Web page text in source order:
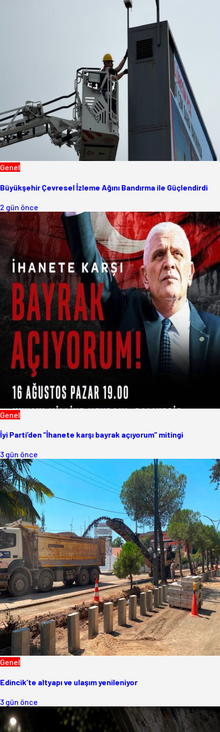
Genel
Büyükşehir Çevresel İzleme Ağını Bandırma ile Güçlendirdi
2 gün önce
Genel
İyi Parti’den “İhanete karşı bayrak açıyorum” mitingi
3 gün önce
Genel
Edincik’te altyapı ve ulaşım yenileniyor
3 gün önce